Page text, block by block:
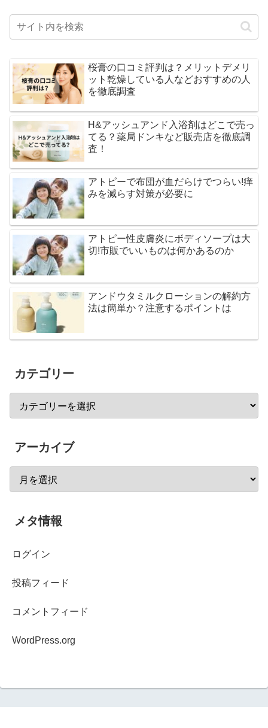
桜膏の口コミ評判は？メリットデメリ
ット乾燥している人などおすすめの人
を徹底調査
H&アッシュアンド入浴剤はどこで売っ
てる？薬局ドンキなど販売店を徹底調
査！
アトピーで布団が血だらけでつらい!痒
みを減らす対策が必要に
アトピー性皮膚炎にボディソープは大
切!市販でいいものは何かあるのか
アンドウタミルクローションの解約方
法は簡単か？注意するポイントは
カテゴリー
アーカイブ
メタ情報
ログイン
投稿フィード
コメントフィード
WordPress.org